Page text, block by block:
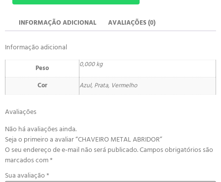
INFORMAÇÃO ADICIONAL AVALIAÇÕES (0)
Informação adicional
Peso 0,000 kg
Cor Azul, Prata, Vermelho
Avaliações
Não há avaliações ainda.
Seja o primeiro a avaliar “CHAVEIRO METAL ABRIDOR”
O seu endereço de e-mail não será publicado.Campos obrigatórios são
marcados com*
Sua avaliação*